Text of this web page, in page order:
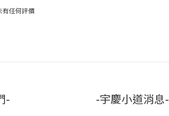
有任何評價
- -宇慶小道消息-